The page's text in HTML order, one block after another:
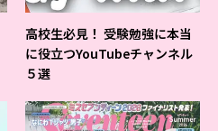
高校生必見！ 受験勉強に本当
に役立つYouTubeチャンネル
５選